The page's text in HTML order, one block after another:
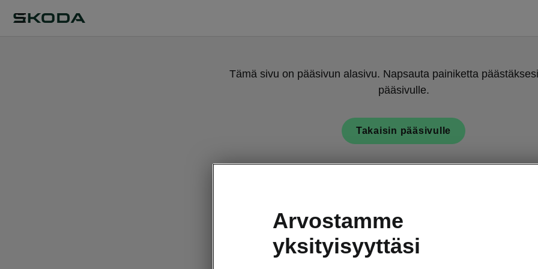
Tämä sivu on pääsivun alasivu. Napsauta painiketta
pääsivulle.
Takaisin pääsivulle
Arvostamme
yksityisyyttäsi